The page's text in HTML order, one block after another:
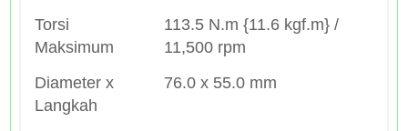
Torsi
Maksimum
113.5 N.m {11.6 kgf.m} /
11,500 rpm
Diameter x
Langkah
76.0 x 55.0 mm